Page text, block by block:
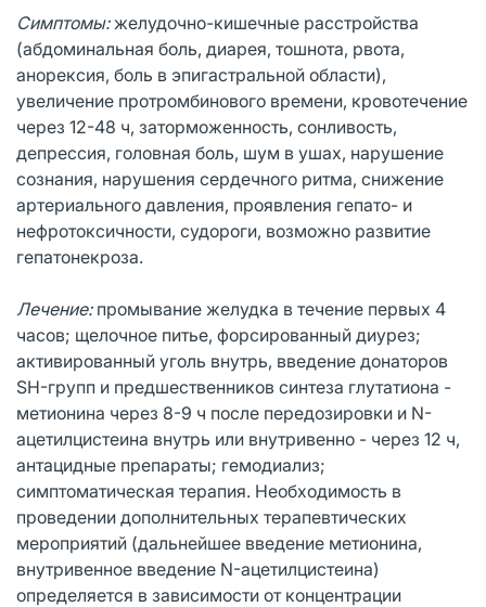
Симптомы:желудочно-кишечные расстройства
(абдоминальная боль, диарея, тошнота, рвота,
анорексия, боль в эпигастральной области),
увеличение протромбинового времени, кровотечение
через 12-48 ч, заторможенность, сонливость,
депрессия, головная боль, шум в ушах, нарушение
сознания, нарушения сердечного ритма, снижение
артериального давления, проявления гепато- и
нефротоксичности, судороги, возможно развитие
гепатонекроза.
Лечение: промывание желудка в течение первых 4
часов; щелочное питье, форсированный диурез;
активированный уголь внутрь, введение донаторов
SH-групп и предшественников синтеза глутатиона -
метионина через 8-9 ч после передозировки и N-
ацетилцистеина внутрь или внутривенно - через 12 ч,
антацидные препараты; гемодиализ;
симптоматическая терапия. Необходимость в
проведении дополнительных терапевтических
мероприятий (дальнейшее введение метионина,
внутривенное введение N-ацетилцистеина)
определяется в зависимости от концентрации